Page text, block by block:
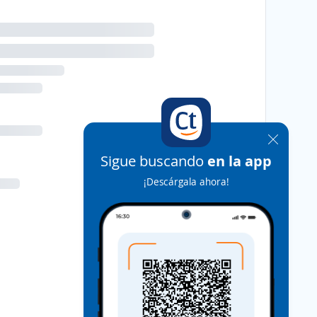
Sigue buscando en la app
¡Descárgala ahora!